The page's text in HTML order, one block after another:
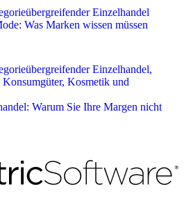
Einzelhandel
Was Marken wissen müssen
Einzelhandel,
Kosmetik und
Warum Sie Ihre Margen nicht